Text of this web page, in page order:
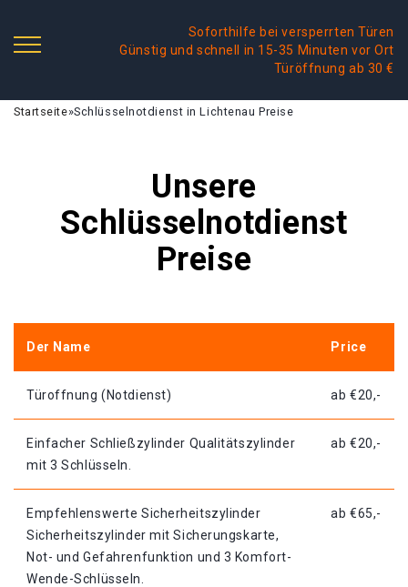
Soforthilfe bei versperrten Türen
Günstig und schnell in 15-35 Minuten vor Ort
Türöffnung ab 30 €
Startseite»Schlüsselnotdienst in Lichtenau Preise
Unsere
Schlüsselnotdienst
Preise
Der Name Price
Türoffnung (Notdienst) ab €20,-
Einfacher Schließzylinder Qualitätszylinder
mit 3 Schlüsseln.
ab €20,-
Empfehlenswerte Sicherheitszylinder
Sicherheitszylinder mit Sicherungskarte,
Not- und Gefahrenfunktion und 3 Komfort-
Wende-Schlüsseln.
ab €65,-